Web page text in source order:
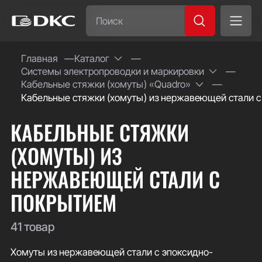
Главная
Каталог
Системы электропроводки и маркировки
Кабельные стяжки (хомуты) «Quadro»
Кабельные стяжки (хомуты) из нержавеющей стали
КАБЕЛЬНЫЕ СТЯЖКИ
(ХОМУТЫ) ИЗ
НЕРЖАВЕЮЩЕЙ СТАЛИ С
ПОКРЫТИЕМ
41 товар
Хомуты из нержавеющей стали с эпоксидно-
Часто ищут:
Специсполнение